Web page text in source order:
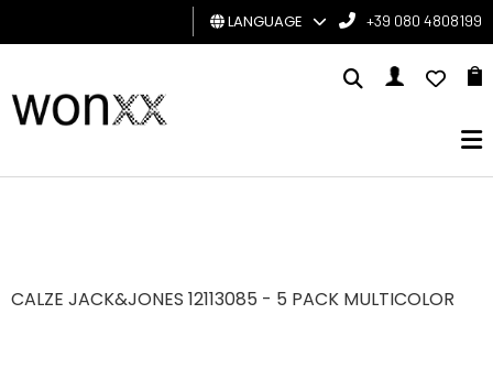
MAN
LANGUAGE +39 080 4808199
CALZE JACK&JONES 12113085 - 5 PACK MULTICOLOR